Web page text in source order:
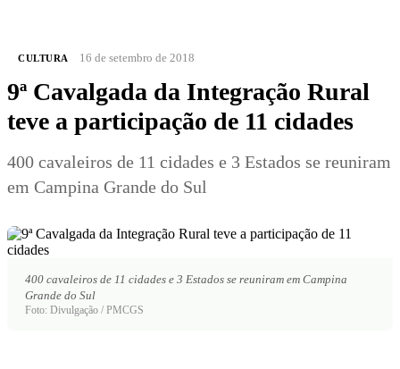
CULTURA 16 de setembro de 2018
9ª Cavalgada da Integração Rural
teve a participação de 11 cidades
400 cavaleiros de 11 cidades e 3 Estados se reuniram
em Campina Grande do Sul
400 cavaleiros de 11 cidades e 3 Estados se reuniram em Campina
Grande do Sul
Foto: Divulgação / PMCGS